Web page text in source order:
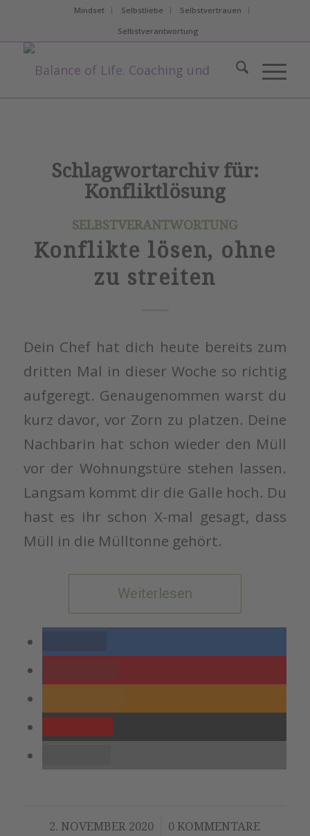
Mindset Selbstliebe
Selbstvertrauen
Selbstverantwortung
Schlagwortarchiv für:
Konfliktlösung
SELBSTVERANTWORTUNG
Konflikte lösen, ohne
zu streiten
Dein Chef hat dich heute bereits zum
dritten Mal in dieser Woche so richtig
aufgeregt. Genaugenommen warst du
kurz davor, vor Zorn zu platzen. Deine
Nachbarin hat schon wieder den Müll
vor der Wohnungstüre stehen lassen.
Langsam kommt dir die Galle hoch. Du
hast es ihr schon X-mal gesagt, dass
Müll in die Mülltonne gehört.
Weiterlesen
2. NOVEMBER 2020
/ 0 KOMMENTARE